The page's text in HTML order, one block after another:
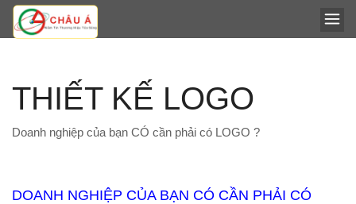
THIẾT KẾ LOGO
Doanh nghiệp của bạn CÓ cần phải có LOGO ?
DOANH NGHIỆP CỦA BẠN CÓ CẦN PHẢI CÓ